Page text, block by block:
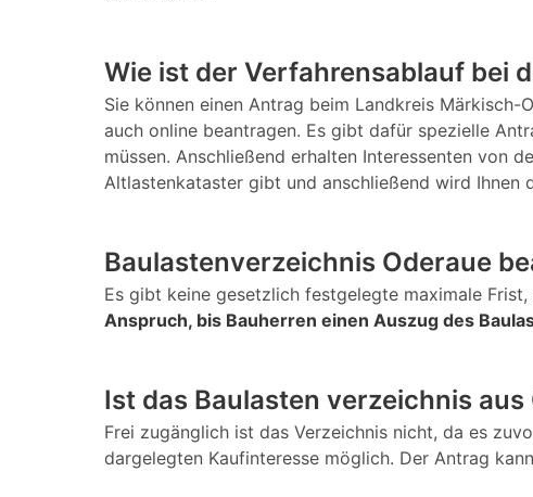
Wie ist der Verfahrensablauf bei
Sie können einen Antrag beim Landkreis
auch online beantragen. Es gibt dafür spezielle
müssen. Anschließend erhalten Interessenten von
Altlastenkataster gibt und anschließend wird Ihnen
Baulastenverzeichnis Oderaue
Es gibt keine gesetzlich festgelegte maximale
Anspruch, bis Bauherren einen Auszug des
Ist das Baulasten verzeichnis
Frei zugänglich ist das Verzeichnis nicht, da es
dargelegten Kaufinteresse möglich. Der Antrag